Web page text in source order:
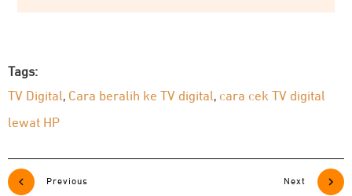
Tags:
TV Digital, Cara beralih ke TV digital, cara cek TV digital
lewat HP
Previous Next